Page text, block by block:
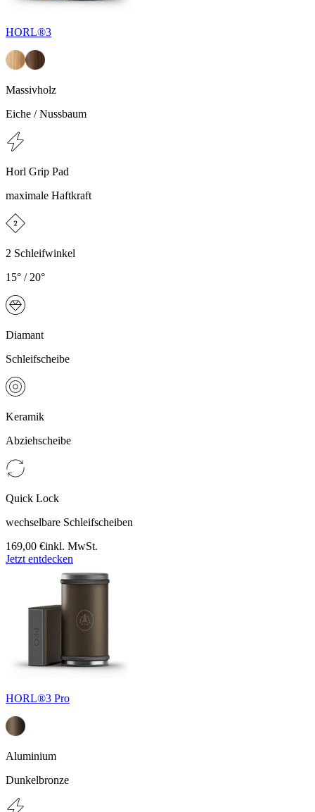
HORL®3
Massivholz
Eiche / Nussbaum
Horl Grip Pad
maximale Haftkraft
2 Schleifwinkel
15° / 20°
Diamant
Schleifscheibe
Keramik
Abziehscheibe
Quick Lock
wechselbare Schleifscheiben
169,00 €inkl. MwSt.
Jetzt entdecken
HORL®3 Pro
Aluminium
Dunkelbronze